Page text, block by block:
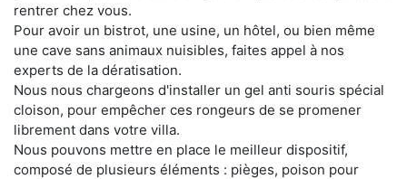
rentrer chez vous.
Pour avoir un bistrot, une usine, un hôtel, ou bien même
une cave sans animaux nuisibles, faites appel à nos
experts de la dératisation.
Nous nous chargeons d'installer un gel anti souris spécial
cloison, pour empêcher ces rongeurs de se promener
librement dans votre villa.
Nous pouvons mettre en place le meilleur dispositif,
composé de plusieurs éléments : pièges, poison pour